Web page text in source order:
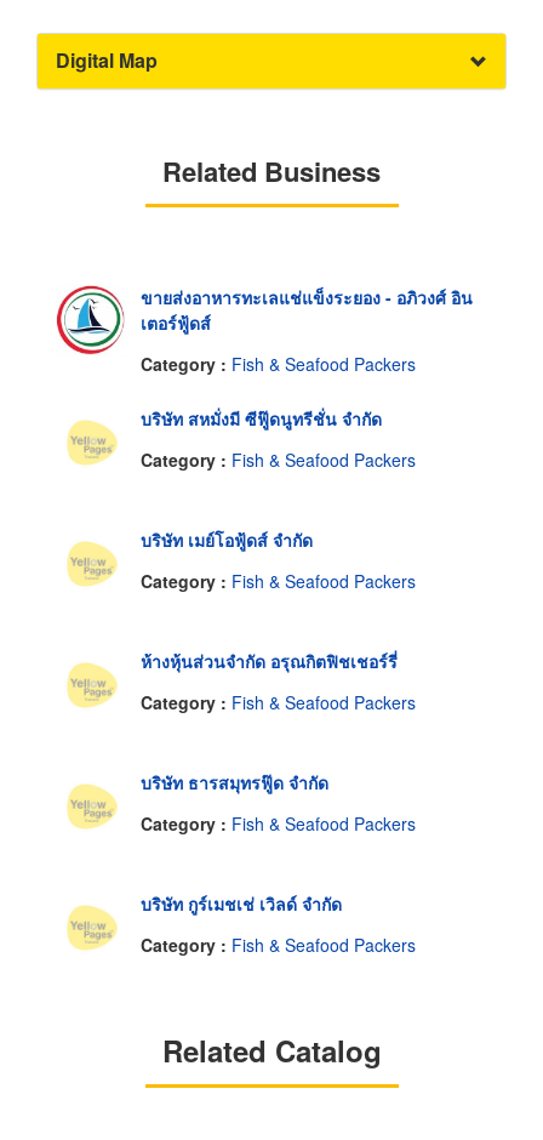
Digital Map
Related Business
ขายส่งอาหารทะเลแช่แข็งระยอง - อภิวงศ์ อิน
เตอร์ฟู้ดส์
Category : Fish & Seafood Packers
บริษัท สหมั่งมี ซีฟู๊ดนูทรีชั่น จำกัด
Category : Fish & Seafood Packers
บริษัท เมย์โอฟู้ดส์ จำกัด
Category : Fish & Seafood Packers
ห้างหุ้นส่วนจำกัด อรุณกิตฟิชเชอร์รี่
Category : Fish & Seafood Packers
บริษัท ธารสมุทรฟู๊ด จำกัด
Category : Fish & Seafood Packers
บริษัท กูร์เมชเช่ เวิลด์ จำกัด
Category : Fish & Seafood Packers
Related Catalog